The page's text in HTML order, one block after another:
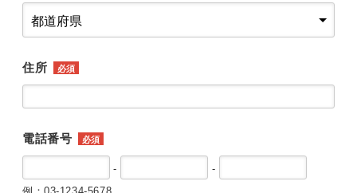
住所 必須
電話番号 必須
-
-